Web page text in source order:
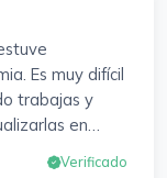
Es muy difícil
trabajas y
en
necesario, se
Verificado